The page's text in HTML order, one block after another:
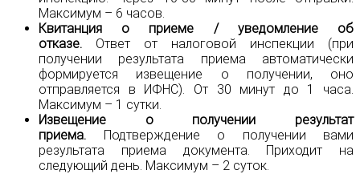
Максимум – 6 часов.
Квитанция о приеме / уведомление об
отказе. Ответ от налоговой инспекции (при
получении результата приема автоматически
формируется извещение о получении, оно
отправляется в ИФНС). От 30 минут до 1 часа.
Максимум – 1 сутки.
Извещение о получении результат
приема. Подтверждение о получении вами
результата приема документа. Приходит на
следующий день. Максимум – 2 суток.